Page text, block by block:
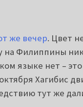
же вечер. Цвет
Филиппины
языке нет –
Хагибис
тут же